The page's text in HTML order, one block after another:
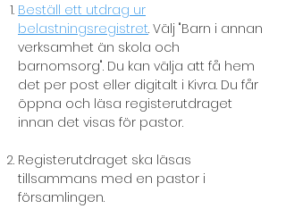
Beställ ett utdrag ur
belastningsregistret. Välj "Barn i annan
verksamhet än skola och
barnomsorg". Du kan välja att få hem
det per post eller digitalt i Kivra. Du får
öppna och läsa registerutdraget
innan det visas för pastor.
Registerutdraget ska läsas
tillsammans med en pastor i
församlingen.